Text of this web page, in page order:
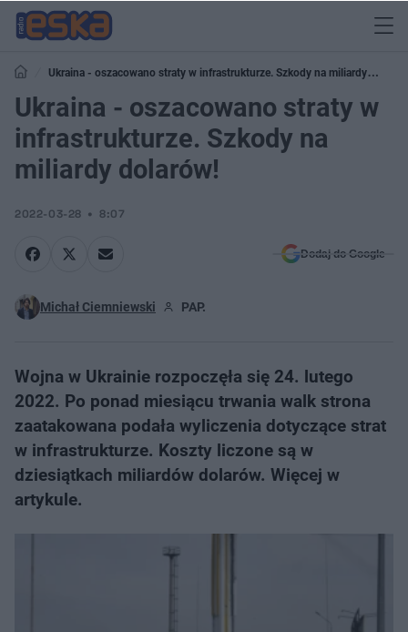
Ukraina - oszacowano straty w infrastrukturze. Szkody na miliardy
dolarów!
Ukraina - oszacowano straty w
infrastrukturze. Szkody na
miliardy dolarów!
2022-03-28 8:07
Dodaj do Google
Michał Ciemniewski PAP.
Wojna w Ukrainie rozpoczęła się 24. lutego
2022. Po ponad miesiącu trwania walk strona
zaatakowana podała wyliczenia dotyczące strat
w infrastrukturze. Koszty liczone są w
dziesiątkach miliardów dolarów. Więcej w
artykule.